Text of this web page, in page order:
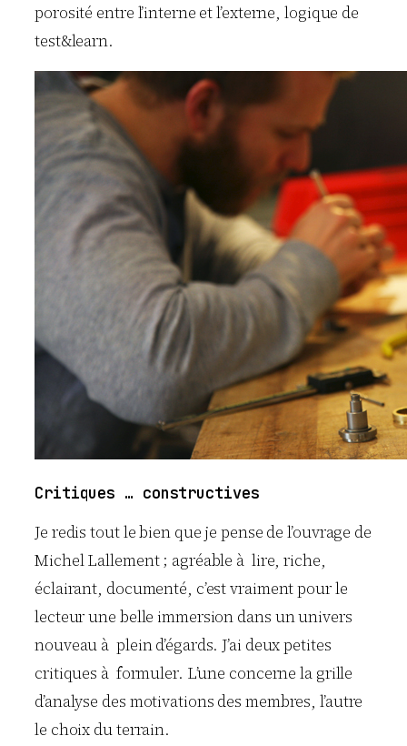
porosité entre l’interne et l’externe, logique de
test&learn.
Critiques … constructives
Je redis tout le bien que je pense de l’ouvrage de
Michel Lallement ; agréable à lire, riche,
éclairant, documenté, c’est vraiment pour le
lecteur une belle immersion dans un univers
nouveau à plein d’égards. J’ai deux petites
critiques à formuler. L’une concerne la grille
d’analyse des motivations des membres, l’autre
le choix du terrain.